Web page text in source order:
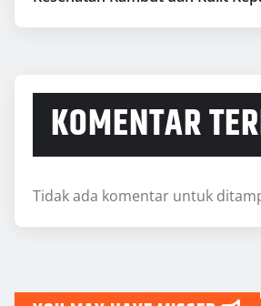
KOMENTAR
Tidak ada komentar untuk